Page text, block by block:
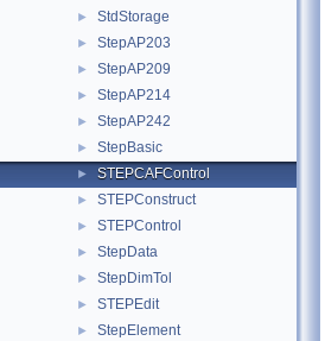
► StdStorage
► StepAP203
► StepAP209
► StepAP214
► StepAP242
► StepBasic
► STEPCAFControl
► STEPConstruct
► STEPControl
► StepData
► StepDimTol
► STEPEdit
► StepElement